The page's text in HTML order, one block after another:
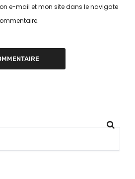
e-mail et mon site dans le navigate